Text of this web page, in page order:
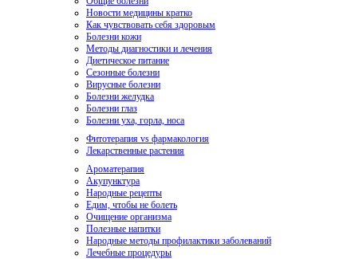
Новости медицины кратко
Как чувствовать себя здоровым
Болезни кожи
Методы диагностики и лечения
Диетическое питание
Сезонные болезни
Вирусные болезни
Болезни желудка
Болезни глаз
Болезни уха, горла, носа
Фитотерапия vs фармакология
Лекарственные растения
Ароматерапия
Акупунктура
Народные рецепты
Едим, чтобы не болеть
Очищение организма
Полезные напитки
Народные методы профилактики заболеваний
Лечебные процедуры